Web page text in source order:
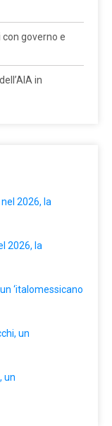
con governo e
in
2026, la
2026, la
‘italomessicano
un
un